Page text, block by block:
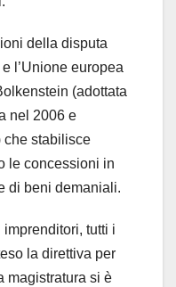
della disputa
l’Unione europea
(adottata
nel 2006 e
che stabilisce
le concessioni in
di beni demaniali.
tutti i
la direttiva per
magistratura si è